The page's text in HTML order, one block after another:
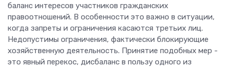
баланс интересов участников гражданских
правоотношений. В особенности это важно в ситуации,
когда запреты и ограничения касаются третьих лиц.
Недопустимы ограничения, фактически блокирующие
хозяйственную деятельность. Принятие подобных мер -
это явный перекос, дисбаланс в пользу одного из